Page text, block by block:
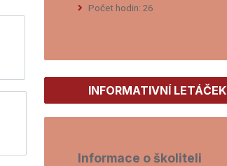
Počet hodin: 26
INFORMATIVNÍ LETÁČEK
Informace o školiteli